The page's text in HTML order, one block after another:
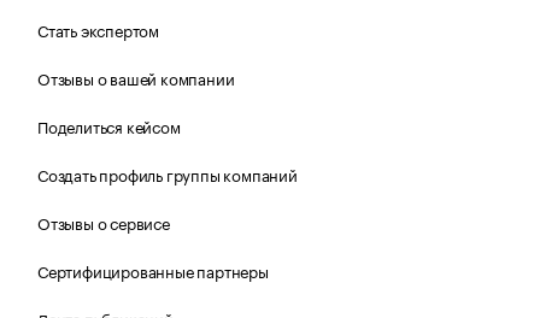
Стать экспертом
Отзывы о вашей компании
Поделиться кейсом
Создать профиль группы компаний
Отзывы о сервисе
Сертифицированные партнеры